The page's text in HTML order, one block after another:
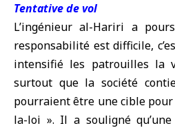
Tentative de vol
L’ingénieur al-Hariri a
responsabilité est difficile,
intensifié les patrouilles la
surtout que la société
pourraient être une cible
la-loi ». Il a souligné